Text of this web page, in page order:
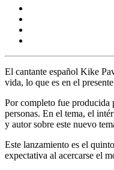
El cantante español Kike
vida, lo que es en el
Por completo fue producida
personas. En el tema, el
y autor sobre este nuevo
Este lanzamiento es el
expectativa al acercarse el